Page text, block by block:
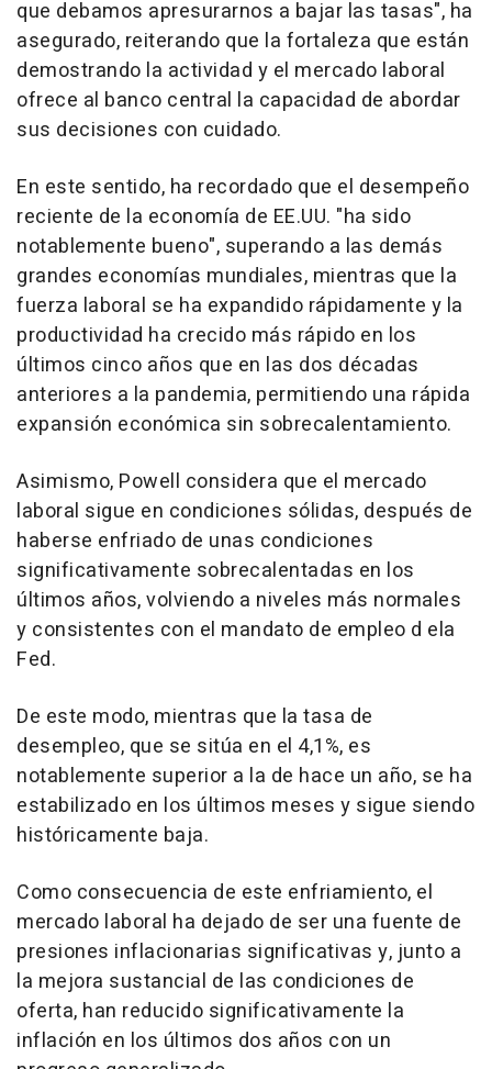
que debamos apresurarnos a bajar las tasas", ha
asegurado, reiterando que la fortaleza que están
demostrando la actividad y el mercado laboral
ofrece al banco central la capacidad de abordar
sus decisiones con cuidado.
En este sentido, ha recordado que el desempeño
reciente de la economía de EE.UU. "ha sido
notablemente bueno", superando a las demás
grandes economías mundiales, mientras que la
fuerza laboral se ha expandido rápidamente y la
productividad ha crecido más rápido en los
últimos cinco años que en las dos décadas
anteriores a la pandemia, permitiendo una rápida
expansión económica sin sobrecalentamiento.
Asimismo, Powell considera que el mercado
laboral sigue en condiciones sólidas, después de
haberse enfriado de unas condiciones
significativamente sobrecalentadas en los
últimos años, volviendo a niveles más normales
y consistentes con el mandato de empleo d ela
Fed.
De este modo, mientras que la tasa de
desempleo, que se sitúa en el 4,1%, es
notablemente superior a la de hace un año, se ha
estabilizado en los últimos meses y sigue siendo
históricamente baja.
Como consecuencia de este enfriamiento, el
mercado laboral ha dejado de ser una fuente de
presiones inflacionarias significativas y, junto a
la mejora sustancial de las condiciones de
oferta, han reducido significativamente la
inflación en los últimos dos años con un